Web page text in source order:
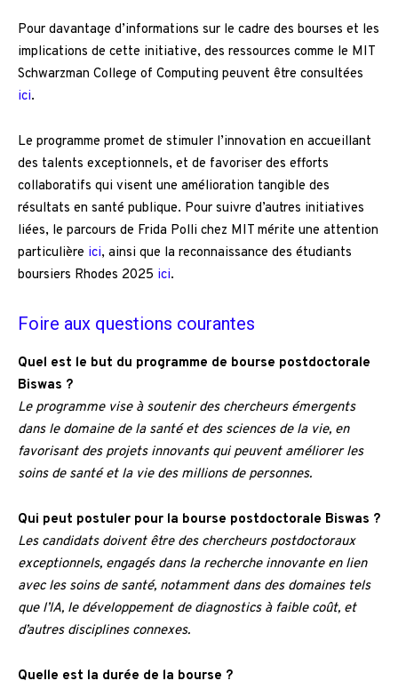
Pour davantage d’informations sur le cadre des bourses et les
implications de cette initiative, des ressources comme le MIT
Schwarzman College of Computing peuvent être consultées
ici.
Le programme promet de stimuler l’innovation en accueillant
des talents exceptionnels, et de favoriser des efforts
collaboratifs qui visent une amélioration tangible des
résultats en santé publique. Pour suivre d’autres initiatives
liées, le parcours de Frida Polli chez MIT mérite une attention
particulière ici, ainsi que la reconnaissance des étudiants
boursiers Rhodes 2025 ici.
Foire aux questions courantes
Quel est le but du programme de bourse postdoctorale
Biswas ?
Le programme vise à soutenir des chercheurs émergents
dans le domaine de la santé et des sciences de la vie, en
favorisant des projets innovants qui peuvent améliorer les
soins de santé et la vie des millions de personnes.
Qui peut postuler pour la bourse postdoctorale Biswas ?
Les candidats doivent être des chercheurs postdoctoraux
exceptionnels, engagés dans la recherche innovante en lien
avec les soins de santé, notamment dans des domaines tels
que l’IA, le développement de diagnostics à faible coût, et
d’autres disciplines connexes.
Quelle est la durée de la bourse ?